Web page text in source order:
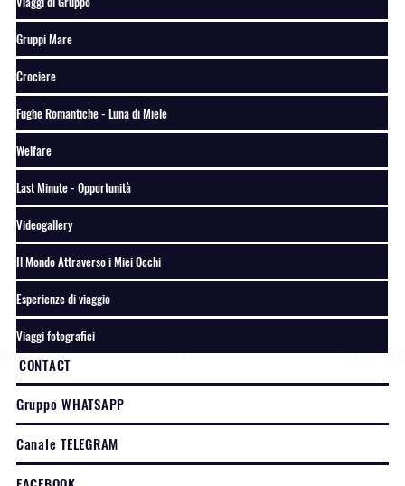
Gruppi Mare
Crociere
Fughe Romantiche - Luna di Miele
Welfare
Last Minute - Opportunità
Videogallery
Il Mondo Attraverso i Miei Occhi
Esperienze di viaggio
Viaggi fotografici
CONTACT
Gruppo WHATSAPP
Canale TELEGRAM